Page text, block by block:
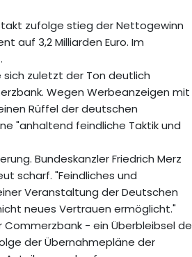
zufolge stieg der Nettogewinn
auf 3,2 Milliarden Euro. Im
zuletzt der Ton deutlich
Wegen Werbeanzeigen mit
Rüffel der deutschen
"anhaltend feindliche Taktik und
Bundeskanzler Friedrich Merz
scharf. "Feindliches und
Veranstaltung der Deutschen
neues Vertrauen ermöglicht."
Commerzbank - ein Überbleibsel
der Übernahmepläne der